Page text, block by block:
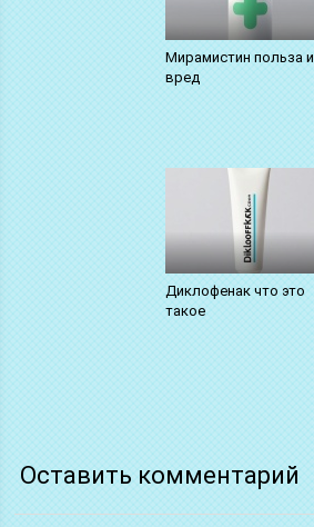
Мирамистин польза и
вред
Диклофенак что это
такое
Оставить комментарий